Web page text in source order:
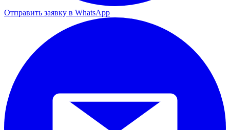
Отправить заявку в WhatsApp